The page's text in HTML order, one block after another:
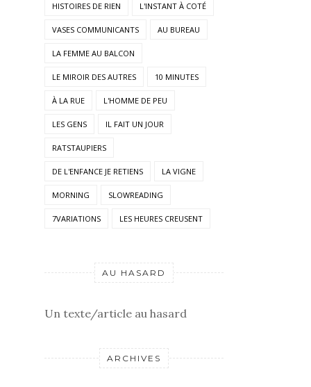
HISTOIRES DE RIEN L'INSTANT À COTÉ
VASES COMMUNICANTS AU BUREAU
LA FEMME AU BALCON
LE MIROIR DES AUTRES 10 MINUTES
À LA RUE L'HOMME DE PEU
LES GENS IL FAIT UN JOUR
RATSTAUPIERS
DE L'ENFANCE JE RETIENS LA VIGNE
MORNING SLOWREADING
7VARIATIONS LES HEURES CREUSENT
AU HASARD
Un texte/article au hasard
ARCHIVES